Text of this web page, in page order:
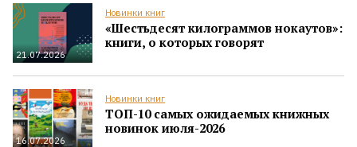
21.07.2026
Новинки книг
«Шестьдесят килограммов нокаутов»:
книги, о которых говорят
16.07.2026
Новинки книг
ТОП-10 самых ожидаемых книжных
новинок июля-2026